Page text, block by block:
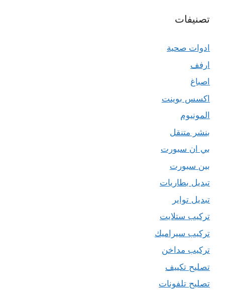
تصنيفات
ادوات صحية
ارفف
اصباغ
اكسس بوينت
المونيوم
بنشر متنقل
بي ان سبورت
بين سبورت
تبديل بطاريات
تبديل تواير
تركيب ستلايت
تركيب سيراميك
تركيب مداخن
تصليح تكييف
تصليح تلفونات